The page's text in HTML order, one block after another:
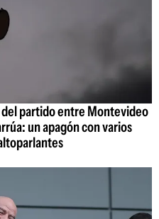
del partido entre Montevideo
un apagón con varios